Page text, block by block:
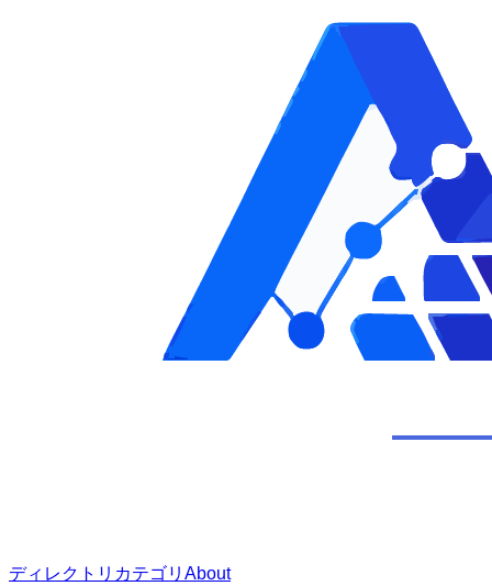
ディレクトリ カテゴリ About